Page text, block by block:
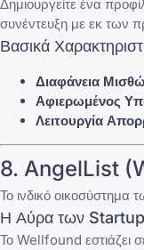
Δημιουργείτε ένα
συνέντευξη με εκ των
Βασικά
Διαφάνεια
Αφιερωμένος
Λειτουργία
8. AngelList
Το ινδικό
Η Αύρα των
Το Wellfound